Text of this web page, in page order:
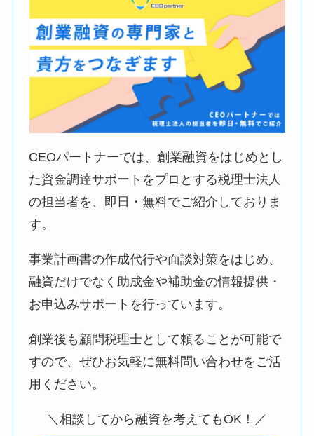
CEOパートナーでは、創業融資をはじめとし
た資金調達サポートをプロとする税理士法人
の担当者を、即日・無料でご紹介しておりま
す。
事業計画書の作成代行や面談対策をはじめ、
融資だけでなく助成金や補助金の情報提供・
お申込みサポートを行っています。
創業後も顧問税理士として頼ることが可能で
すので、ぜひお気軽に無料問い合わせをご活
用ください。
＼相談してから融資を考えてもOK！／